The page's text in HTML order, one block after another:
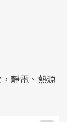
靜電、熱源